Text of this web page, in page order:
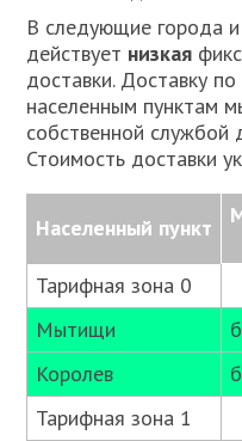
В следующие города
действует низкая
доставки. Доставку
населенным пунктам
собственной службой
Стоимость доставки
Населенный пункт
Тарифная зона 0
Мытищи
Королев
Тарифная зона 1